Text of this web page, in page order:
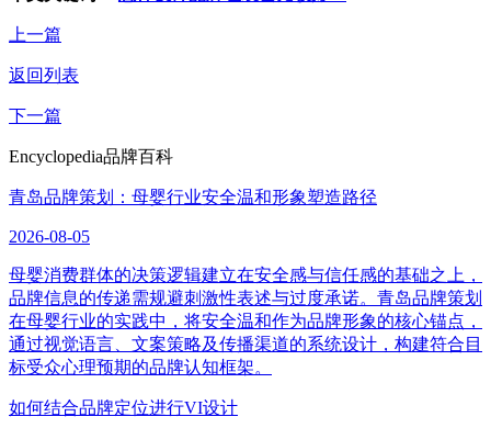
上一篇
返回列表
下一篇
Encyclopedia品牌百科
青岛品牌策划：母婴行业安全温和形象塑造路径
2026-08-05
母婴消费群体的决策逻辑建立在安全感与信任感的基础之上，
品牌信息的传递需规避刺激性表述与过度承诺。青岛品牌策划
在母婴行业的实践中，将安全温和作为品牌形象的核心锚点，
通过视觉语言、文案策略及传播渠道的系统设计，构建符合目
标受众心理预期的品牌认知框架。
如何结合品牌定位进行VI设计